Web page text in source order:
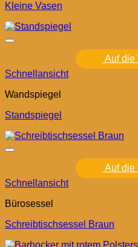
Kleine Vasen
Auf die
Schnellansicht
Wandspiegel
Standspiegel
Auf die
Schnellansicht
Bürosessel
Schreibtischsessel Braun